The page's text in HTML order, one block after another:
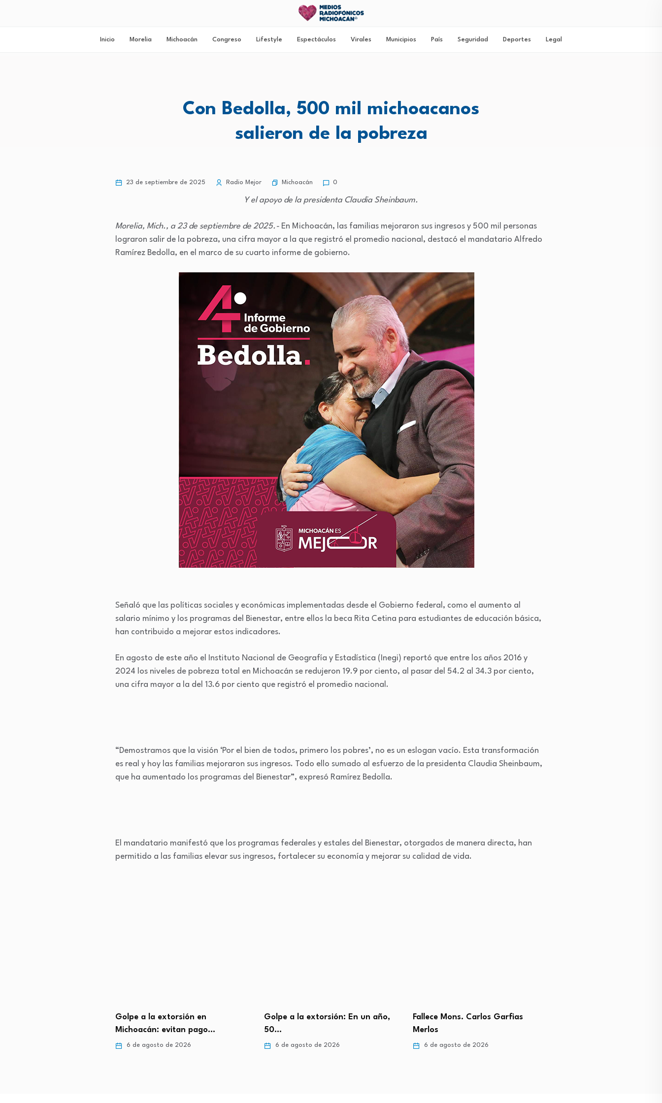
Inicio Morelia Michoacán Congreso Lifestyle Espectáculos Virales Municipios País Seguridad Deportes Legal
Con Bedolla, 500 mil michoacanos
salieron de la pobreza
23 de septiembre de 2025 Radio Mejor Michoacán 0
Y el apoyo de la presidenta Claudia Sheinbaum.
Morelia, Mich., a 23 de septiembre de 2025.- En Michoacán, las familias mejoraron sus ingresos y 500 mil personas
lograron salir de la pobreza, una cifra mayor a la que registró el promedio nacional, destacó el mandatario Alfredo
Ramírez Bedolla, en el marco de su cuarto informe de gobierno.
Señaló que las políticas sociales y económicas implementadas desde el Gobierno federal, como el aumento al
salario mínimo y los programas del Bienestar, entre ellos la beca Rita Cetina para estudiantes de educación básica,
han contribuido a mejorar estos indicadores.
En agosto de este año el Instituto Nacional de Geografía y Estadística (Inegi) reportó que entre los años 2016 y
2024 los niveles de pobreza total en Michoacán se redujeron 19.9 por ciento, al pasar del 54.2 al 34.3 por ciento,
una cifra mayor a la del 13.6 por ciento que registró el promedio nacional.
“Demostramos que la visión ‘Por el bien de todos, primero los pobres’, no es un eslogan vacío. Esta transformación
es real y hoy las familias mejoraron sus ingresos. Todo ello sumado al esfuerzo de la presidenta Claudia Sheinbaum,
que ha aumentado los programas del Bienestar”, expresó Ramírez Bedolla.
El mandatario manifestó que los programas federales y estales del Bienestar, otorgados de manera directa, han
permitido a las familias elevar sus ingresos, fortalecer su economía y mejorar su calidad de vida.
Golpe a la extorsión en
Michoacán: evitan pago…
6 de agosto de 2026
Golpe a la extorsión: En un año,
50…
6 de agosto de 2026
Fallece Mons. Carlos Garfias
Merlos
6 de agosto de 2026